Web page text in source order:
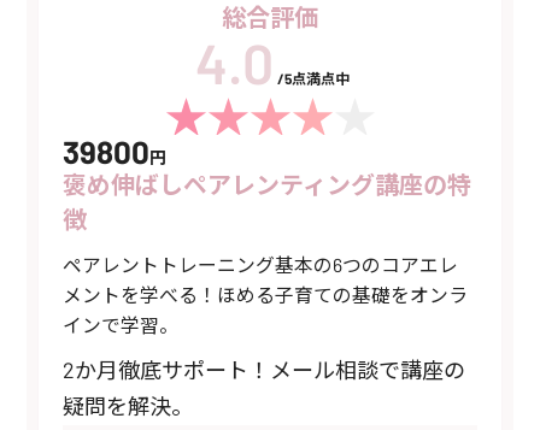
総合評価
/5点満点中
39800円
褒め伸ばしペアレンティング講座の特
徴
ペアレントトレーニング基本の6つのコアエレ
メントを学べる！ほめる子育ての基礎をオンラ
インで学習。
2か月徹底サポート！メール相談で講座の
疑問を解決。